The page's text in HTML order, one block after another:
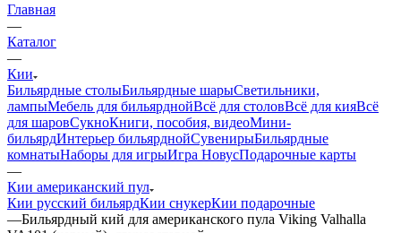
Главная
—
Каталог
—
Кии
Бильярдные столыБильярдные шарыСветильники,
лампыМебель для бильярднойВсё для столовВсё для кияВсё
для шаровСукноКниги, пособия, видеоМини-
бильярдИнтерьер бильярднойСувенирыБильярдные
комнатыНаборы для игрыИгра НовусПодарочные карты
—
Кии американский пул
Кии русский бильярдКии снукерКии подарочные
—Бильярдный кий для американского пула Viking Valhalla